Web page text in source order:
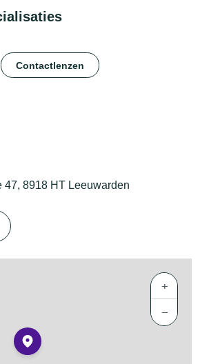
Contactlenzen
47, 8918 HT Leeuwarden
+
−